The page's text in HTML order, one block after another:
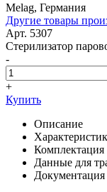
Melag, Германия
Другие товары
Арт. 5307
Стерилизатор
-
+
Купить
Описание
Комплектация
Данные для
Документация